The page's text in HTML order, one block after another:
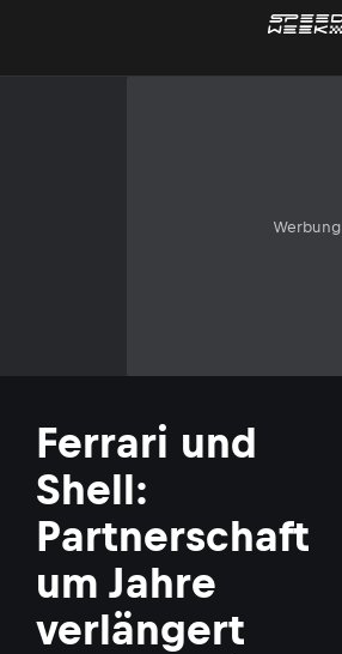
Werbung
Ferrari und
Shell:
Partnerschaft
um Jahre
verlängert